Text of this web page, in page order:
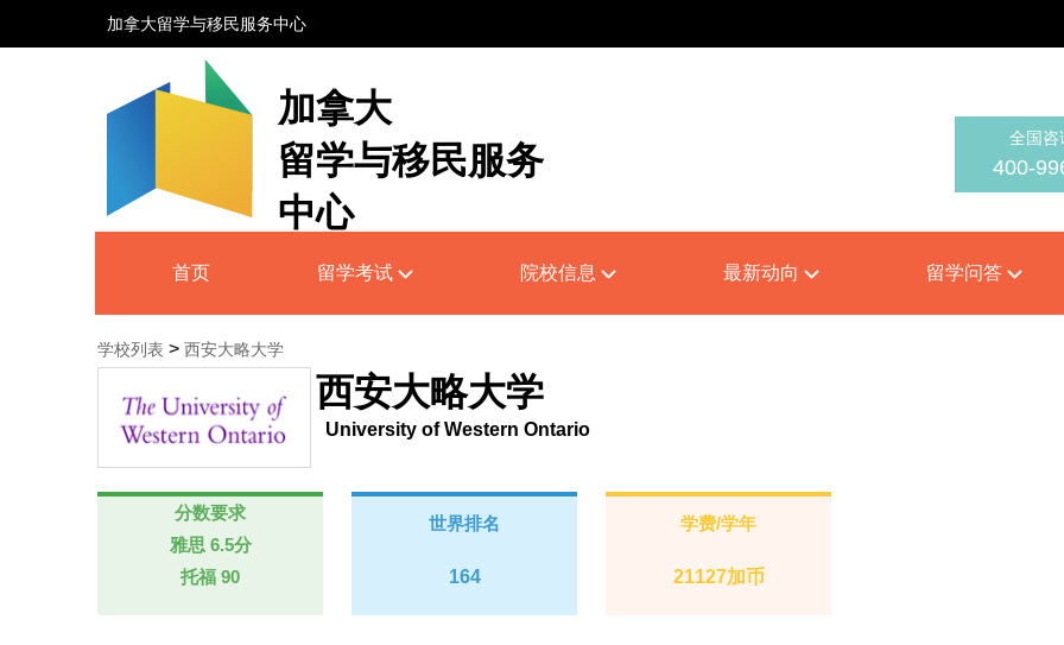
加拿大留学与移民服务中心
加拿大
留学与移民服务
中心
Service Centre
全国咨
400-
首页 留学考试 院校信息 最新动向 留学问答
学校列表 > 西安大略大学
西安大略大学
University of Western Ontario
分数要求
雅思 6.5分
托福 90
世界排名
164
学费/学年
21127加币